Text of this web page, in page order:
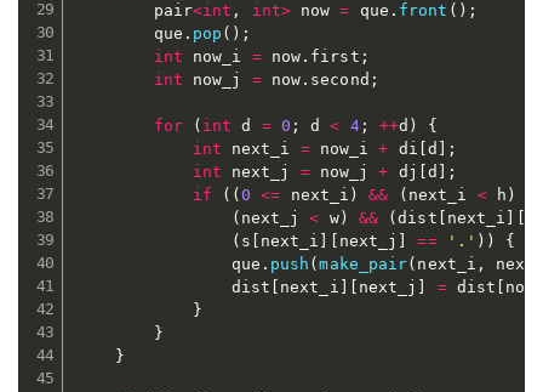
		pair
<int , int> now = que . front ( ) ;
		que
. pop ( ) ;
int now_i = now . first ;
int now_j = now . second ;
for ( int d = 0 ; d < 4; ++d )
{
int next_i = now_i + di d
;
int next_j = now_j + dj d
;
if
( (0 <= next_i ) && ( next_i < h )
( next_j < w) && (dist next_i
( s next_i next_j == '.' ) )
{
				que
. push (make_pair( next_i ,
				dist
next_i next_j = dist
}
}
}